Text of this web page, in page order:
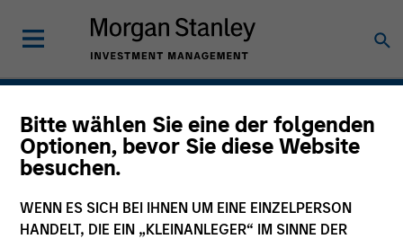
Bitte wählen Sie eine der folgenden
Optionen, bevor Sie diese Website
besuchen.
WENN ES SICH BEI IHNEN UM EINE EINZELPERSON
HANDELT, DIE EIN „KLEINANLEGER“ IM SINNE DER
Private Equity